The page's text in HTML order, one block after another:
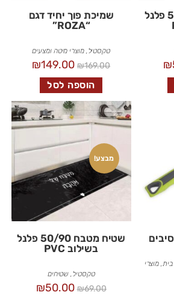
שטיח מטבח 50/90 פלנל
₪
שמיכת פוך יחיד דגם
“ROZA”
טקסטיל,מוצרי מיטה ומצעים
₪169.00
₪149.00
הוספה לסל
בית, מוצרי
מבצע!
שטיח מטבח 50/90 פלנל
בשילוב PVC
טקסטיל, שטיחים
₪69.00
₪50.00